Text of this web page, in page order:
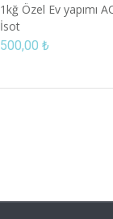
1kğ Özel Ev yapımı
İsot
500,00 ₺